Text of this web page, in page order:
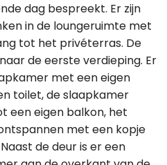
dag bespreekt. Er zijn
in de loungeruimte met
tot het privéterras. De
de eerste verdieping. Er
met een eigen
toilet, de slaapkamer
een eigen balkon, het
met een kopje
de deur is er een